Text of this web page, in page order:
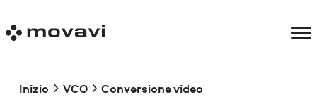
Inizio VCO Conversione video